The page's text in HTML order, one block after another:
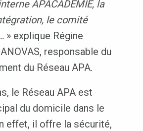
APACADEMIE, la
le comité
» explique Régine
responsable du
du Réseau APA.
le Réseau APA est
du domicile dans le
effet, il offre la sécurité,